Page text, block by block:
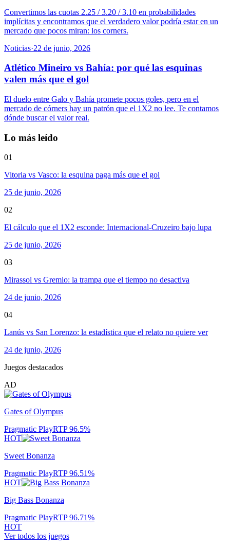
Convertimos las cuotas 2.25 / 3.20 / 3.10 en probabilidades
implícitas y encontramos que el verdadero valor podría estar en un
mercado que pocos miran: los corners.
Noticias·22 de junio, 2026
Atlético Mineiro vs Bahía: por qué las esquinas
valen más que el gol
El duelo entre Galo y Bahía promete pocos goles, pero en el
mercado de córners hay un patrón que el 1X2 no lee. Te contamos
dónde buscar el valor real.
Lo más leído
01
Vitoria vs Vasco: la esquina paga más que el gol
25 de junio, 2026
02
El cálculo que el 1X2 esconde: Internacional-Cruzeiro bajo lupa
25 de junio, 2026
03
Mirassol vs Gremio: la trampa que el tiempo no desactiva
24 de junio, 2026
04
Lanús vs San Lorenzo: la estadística que el relato no quiere ver
24 de junio, 2026
Juegos destacados
AD
Gates of Olympus
Pragmatic PlayRTP96.5%
HOT
Sweet Bonanza
Pragmatic PlayRTP96.51%
HOT
Big Bass Bonanza
Pragmatic PlayRTP96.71%
HOT
Ver todos los juegos